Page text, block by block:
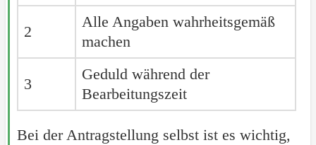
2
Alle Angaben wahrheitsgemäß
machen
3
Geduld während der
Bearbeitungszeit
Bei der Antragstellung selbst ist es wichtig,